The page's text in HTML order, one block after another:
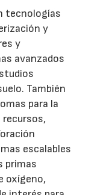
tecnologías
y
y
avanzados
También
para la
escalables
primas
oxígeno,